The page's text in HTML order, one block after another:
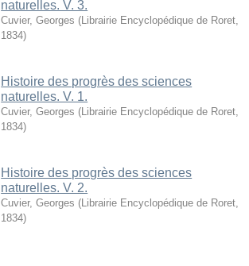
naturelles. V. 3.
Cuvier, Georges ( Librairie Encyclopédique de Roret
1834)
Histoire des progrès des sciences
naturelles. V. 1.
Cuvier, Georges ( Librairie Encyclopédique de Roret
1834)
Histoire des progrès des sciences
naturelles. V. 2.
Cuvier, Georges ( Librairie Encyclopédique de Roret
1834)